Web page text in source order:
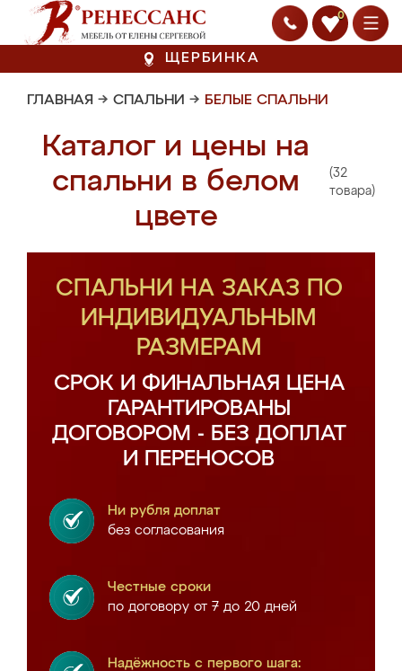
0
ЩЕРБИНКА
ГЛАВНАЯ → СПАЛЬНИ → БЕЛЫЕ СПАЛЬНИ
Каталог и цены на
спальни в белом
цвете
(32
товара)
СПАЛЬНИ НА ЗАКАЗ ПО
ИНДИВИДУАЛЬНЫМ
РАЗМЕРАМ
СРОК И ФИНАЛЬНАЯ ЦЕНА
ГАРАНТИРОВАНЫ
ДОГОВОРОМ - БЕЗ ДОПЛАТ
И ПЕРЕНОСОВ
Ни рубля доплат
без согласования
Честные сроки
по договору от 7 до 20 дней
Надёжность с первого шага: